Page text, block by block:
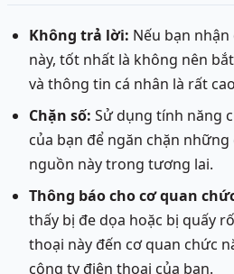
Không trả lời: Nếu bạn
này, tốt nhất là không nên
và thông tin cá nhân là rất
Chặn số: Sử dụng tính năng
của bạn để ngăn chặn
nguồn này trong tương lai.
Thông báo cho cơ quan
thấy bị đe dọa hoặc bị quấy
thoại này đến cơ quan chức
công ty điện thoại của bạn.